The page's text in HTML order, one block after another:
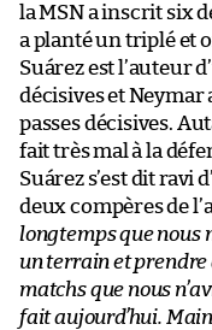
la MSN a inscrit six
a planté un triplé et
Suárez est l’auteur
décisives et Neymar
passes décisives.
fait très mal à la
Suárez s’est dit ravi
deux compères de
longtemps que nous
un terrain et prendre
matchs que nous
fait aujourd’hui.